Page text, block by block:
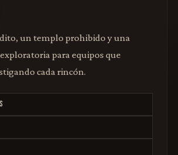
un templo prohibido y una
para equipos que
cada rincón.